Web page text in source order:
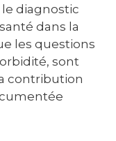
diagnostic
dans la
les questions
sont
contribution